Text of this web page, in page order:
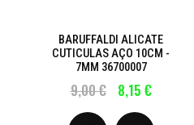
BARUFFALDI ALICATE
CUTICULAS AÇO 10CM -
7MM 36700007
9,00 € 8,15 €